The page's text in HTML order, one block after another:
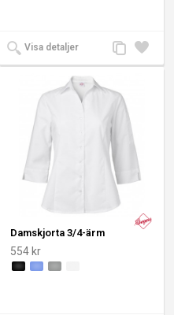
Visa detaljer
Lägg
till i
Lägg
till
Damskjorta 3/4-ärm
554 kr